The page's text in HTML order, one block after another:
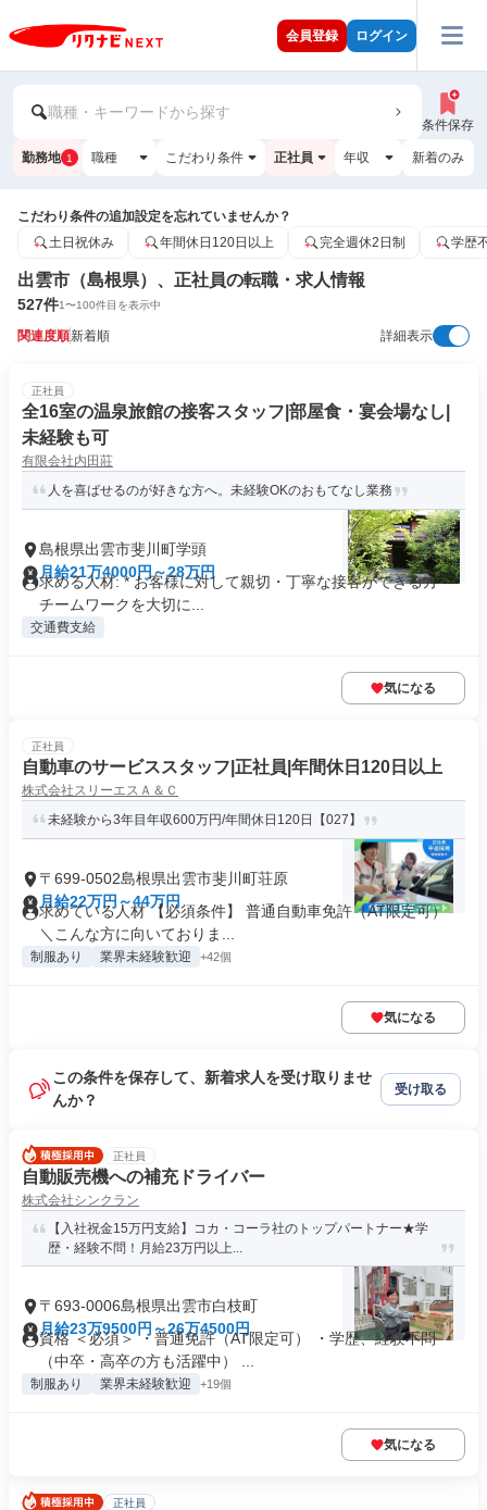
会員登録 ログイン
職種・キーワードから探す
条件保存
勤務地 1 職種 こだわり条件 正社員 年収 新着のみ
こだわり条件の追加設定を忘れていませんか？
土日祝休み
年間休日120日以上 完全週休2日制 学歴
出雲市（島根県）、正社員の転職・求人情報
527件1〜100件目を表示中
関連度順新着順 詳細表示
正社員
全16室の温泉旅館の接客スタッフ|部屋食・宴会場なし|
未経験も可
有限会社内田莊
人を喜ばせるのが好きな方へ。未経験OKのおもてなし業務
島根県出雲市斐川町学頭
月給21万4000円～28万円
求める人材: * お客様に対して親切・丁寧な接客ができる方 *
チームワークを大切に...
交通費支給
気になる
正社員
自動車のサービススタッフ|正社員|年間休日120日以上
株式会社スリーエスＡ＆Ｃ
未経験から3年目年収600万円/年間休日120日【027】
〒699-0502島根県出雲市斐川町荘原
月給22万円～44万円
求めている人材 【必須条件】 普通自動車免許（AT限定可）
＼こんな方に向いておりま...
制服あり 業界未経験歓迎 +42個
気になる
この条件を保存して、新着求人を受け取りませ
んか？
受け取る
正社員
自動販売機への補充ドライバー
株式会社シンクラン
【入社祝金15万円支給】コカ・コーラ社のトップパートナー★学
歴・経験不問！月給23万円以上...
〒693-0006島根県出雲市白枝町
月給23万9500円～26万4500円
資格 ＜必須＞ ・普通免許（AT限定可） ・学歴、経験不問
（中卒・高卒の方も活躍中） ...
制服あり 業界未経験歓迎 +19個
気になる
正社員